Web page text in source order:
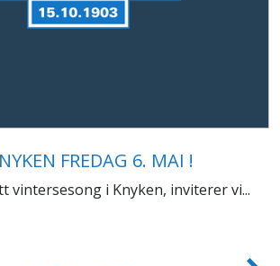
FREDAG 6. MAI !
vintersesong i Knyken, inviterer vi...